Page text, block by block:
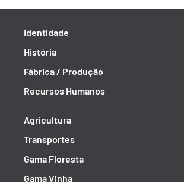
Identidade
História
Fábrica / Produção
Recursos Humanos
Agricultura
Transportes
Gama Floresta
Gama Vinha